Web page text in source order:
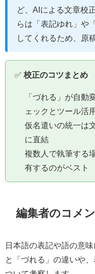
ど、AIによる文章校
らは「表記ゆれ」や
してくれるため、原
✅ 校正のコツまとめ
「づれる」が自動
ェックとツール活
仮名遣いの統一は
に直結
複数人で執筆する
有するのがベスト
編集者のコメ
日本語の表記や語の意
と「づれる」の違いや